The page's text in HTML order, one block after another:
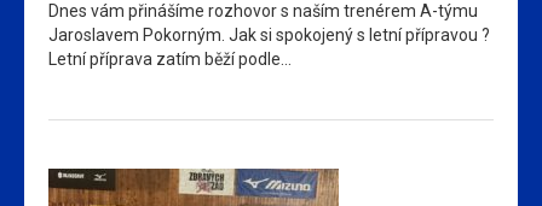
Dnes vám přinášíme rozhovor s naším trenérem A-týmu
Jaroslavem Pokorným. Jak si spokojený s letní přípravou ?
Letní příprava zatím běží podle…